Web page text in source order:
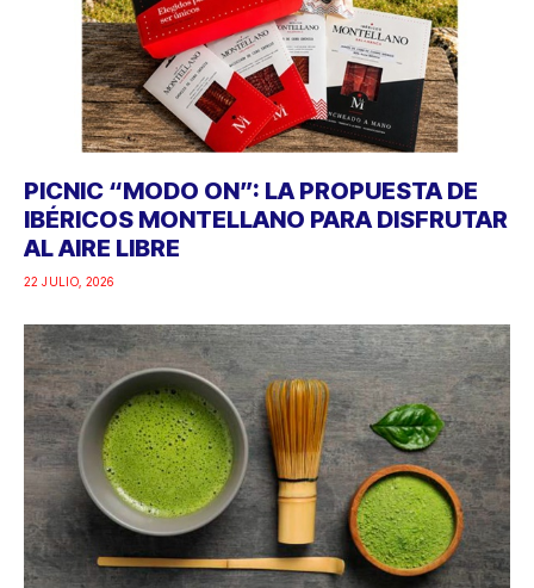
PICNIC “MODO ON”: LA PROPUESTA DE
IBÉRICOS MONTELLANO PARA DISFRUTAR
AL AIRE LIBRE
22 JULIO, 2026